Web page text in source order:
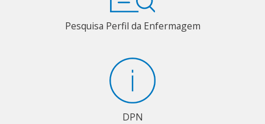
Pesquisa Perfil da Enfermagem
DPN